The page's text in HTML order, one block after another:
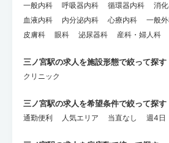
一般内科 呼吸器内科 循環器内科 消
血液内科
内分泌内科 心療内科 一般
皮膚科
眼科 泌尿器科 産科・婦人科
三ノ宮駅の求人を施設形態で絞って探す
クリニック
三ノ宮駅の求人を希望条件で絞って探す
通勤便利 人気エリア 当直なし 週4日